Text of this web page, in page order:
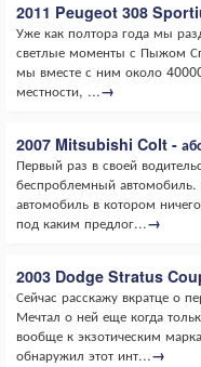
2011 Peugeot 308
Уже как полтора года мы
светлые моменты с Пыжом
мы вместе с ним около
местности, ...→
2007 Mitsubishi Colt -
Первый раз в своей
беспроблемный автомобиль.
автомобиль в котором
под каким предлог...→
2003 Dodge Stratus
Сейчас расскажу вкратце о
Мечтал о ней еще когда
вообще к экзотическим
обнаружил этот инт...→